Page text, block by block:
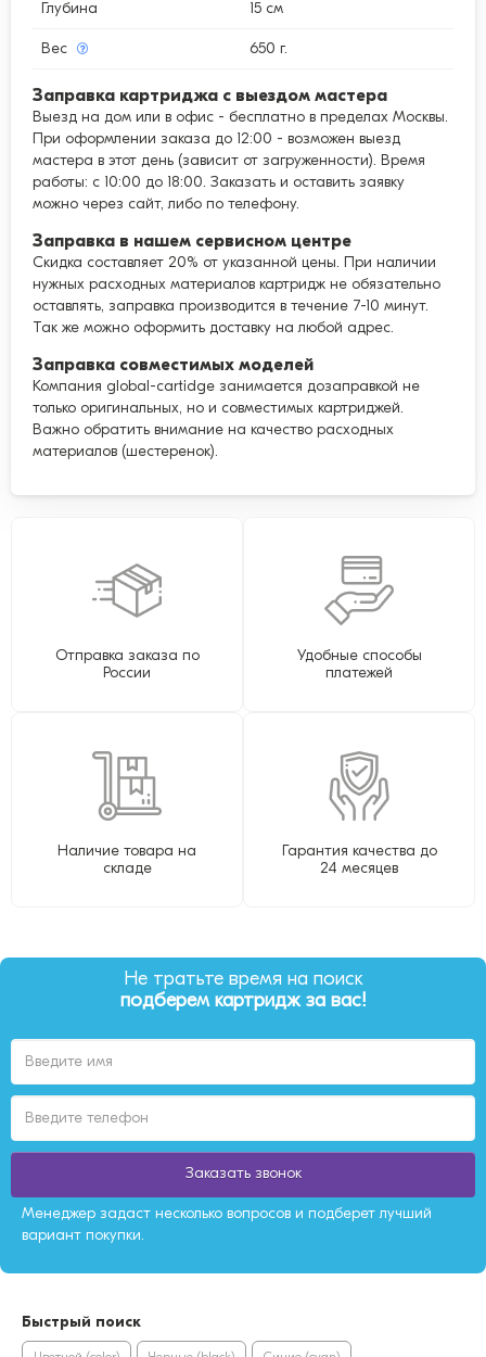
Глубина 15 см
Вес 650 г.
Заправка картриджа с выездом мастера
Выезд на дом или в офис - бесплатно в пределах Москвы.
При оформлении заказа до 12:00 - возможен выезд
мастера в этот день (зависит от загруженности). Время
работы: с 10:00 до 18:00. Заказать и оставить заявку
можно через сайт, либо по телефону.
Заправка в нашем сервисном центре
Скидка составляет 20% от указанной цены. При наличии
нужных расходных материалов картридж не обязательно
оставлять, заправка производится в течение 7-10 минут.
Так же можно оформить доставку на любой адрес.
Заправка совместимых моделей
Компания global-cartidge занимается дозаправкой не
только оригинальных, но и совместимых картриджей.
Важно обратить внимание на качество расходных
материалов (шестеренок).
Отправка заказа по
России
Удобные способы
платежей
Наличие товара на
складе
Гарантия качества до
24 месяцев
Не тратьте время на поиск
подберем картридж за вас!
Заказать звонок
Менеджер задаст несколько вопросов и подберет лучший
вариант покупки.
Быстрый поиск